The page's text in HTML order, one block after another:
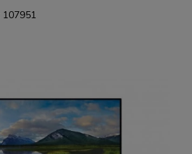
107951